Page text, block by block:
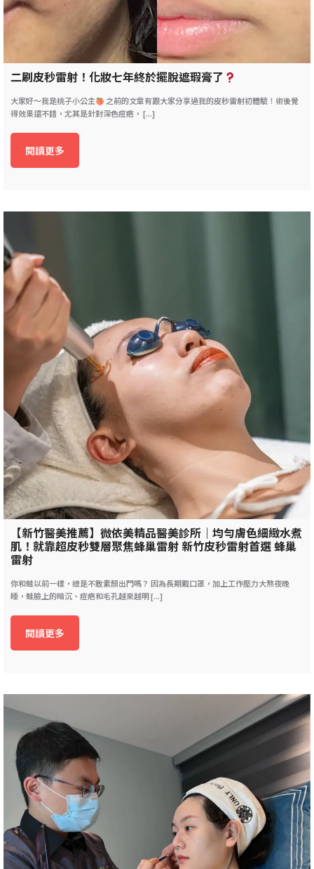
二刷皮秒雷射！化妝七年終於擺脫遮瑕膏了
大家好～我是桃子小公主
之前的文章有跟大家分享過我的皮秒雷射初體驗！術後覺
得效果還不錯，尤其是針對深色痘疤， [...]
閱讀更多
【新竹醫美推薦】微依美精品醫美診所｜均勻膚色細緻水煮
肌！就靠超皮秒雙層聚焦蜂巢雷射 新竹皮秒雷射首選 蜂巢
雷射
你和蛙以前一樣，總是不敢素顏出門嗎？ 因為長期戴口罩，加上工作壓力大熬夜晚
睡，蛙臉上的暗沉、痘疤和毛孔越來越明 [...]
閱讀更多